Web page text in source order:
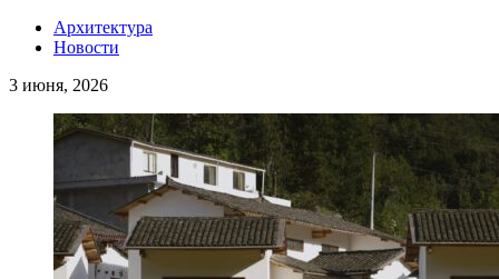
Архитектура
Новости
3 июня, 2026